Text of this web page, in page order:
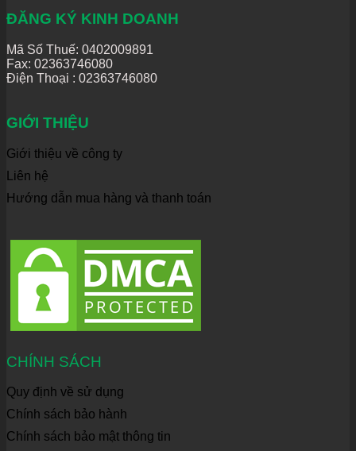
ĐĂNG KÝ KINH DOANH
Mã Số Thuế: 0402009891
Fax: 02363746080
Điện Thoại : 02363746080
GIỚI THIỆU
Giới thiệu về công ty
Liên hệ
Hướng dẫn mua hàng và thanh toán
CHÍNH SÁCH
Quy định về sử dụng
Chính sách bảo hành
Chính sách bảo mật thông tin